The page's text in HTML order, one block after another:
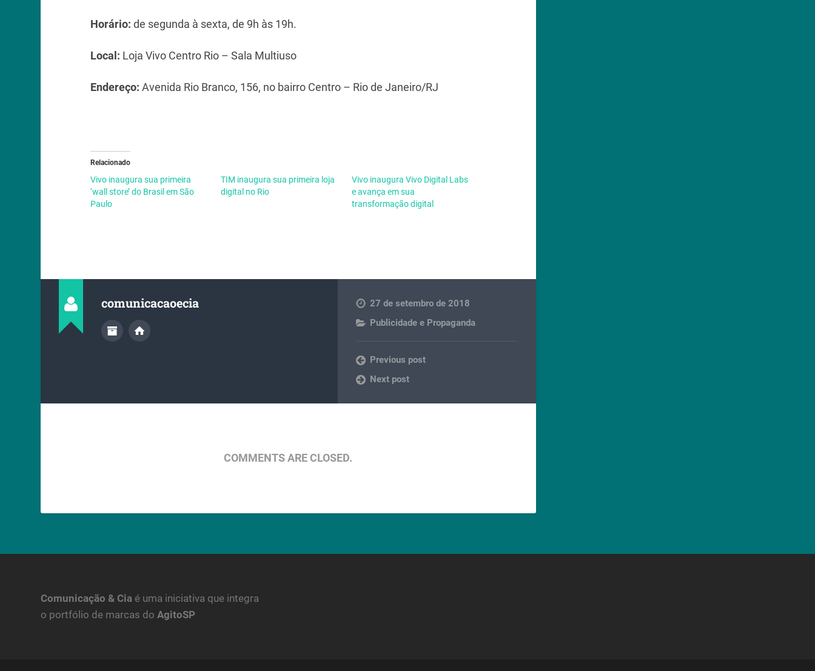
Horário: de segunda à sexta, de 9h às 19h.
Local: Loja Vivo Centro Rio – Sala Multiuso
Endereço: Avenida Rio Branco, 156, no bairro Centro – Rio de Janeiro/RJ
Relacionado
Vivo inaugura sua primeira
‘wall store’ do Brasil em São
Paulo
TIM inaugura sua primeira loja
digital no Rio
Vivo inaugura Vivo Digital Labs
e avança em sua
transformação digital
comunicacaoecia
27 de setembro de 2018
Publicidade e Propaganda
Previous post
Next post
COMMENTS ARE CLOSED.
Comunicação & Cia é uma iniciativa que integra
o portfólio de marcas doAgitoSP